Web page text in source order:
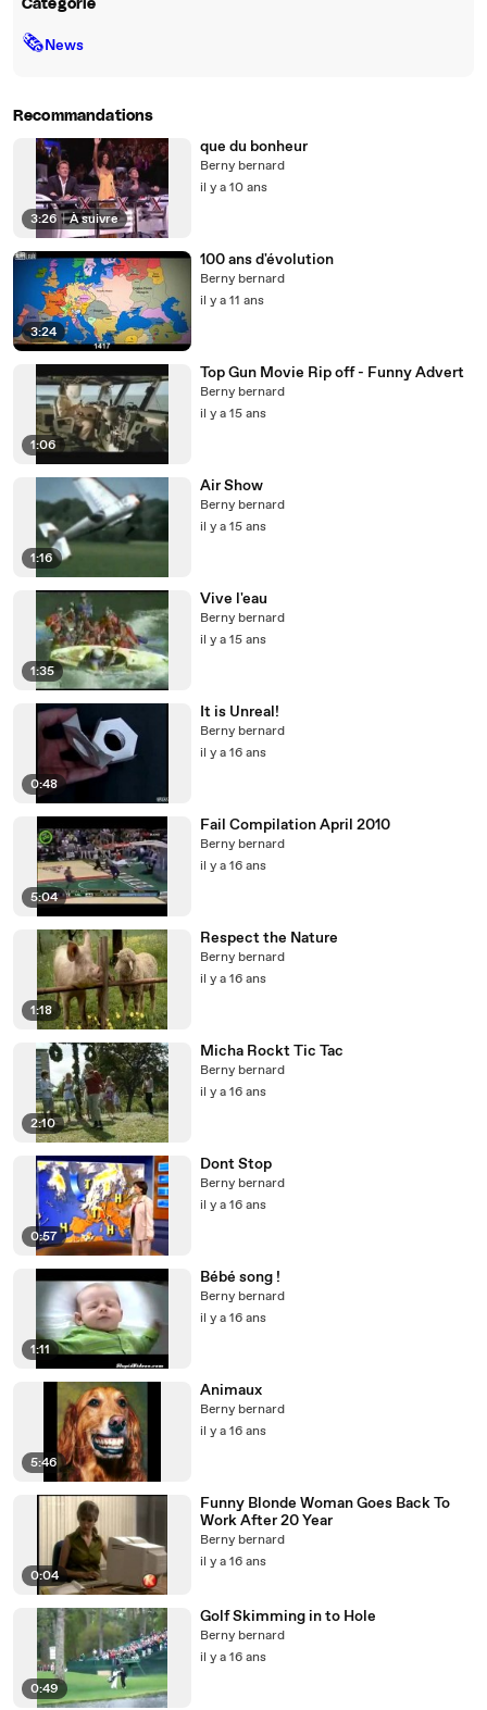
Catégorie
🗞News
Recommandations
3:26 | À suivre
que du bonheur
Berny bernard
il y a 10 ans
3:24
100 ans d'évolution
Berny bernard
il y a 11 ans
1:06
Top Gun Movie Rip off - Funny Advert
Berny bernard
il y a 15 ans
1:16
Air Show
Berny bernard
il y a 15 ans
1:35
Vive l'eau
Berny bernard
il y a 15 ans
0:48
It is Unreal!
Berny bernard
il y a 16 ans
5:04
Fail Compilation April 2010
Berny bernard
il y a 16 ans
1:18
Respect the Nature
Berny bernard
il y a 16 ans
2:10
Micha Rockt Tic Tac
Berny bernard
il y a 16 ans
0:57
Dont Stop
Berny bernard
il y a 16 ans
1:11
Bébé song !
Berny bernard
il y a 16 ans
5:46
Animaux
Berny bernard
il y a 16 ans
0:04
Funny Blonde Woman Goes Back To
Work After 20 Year
Berny bernard
il y a 16 ans
0:49
Golf Skimming in to Hole
Berny bernard
il y a 16 ans